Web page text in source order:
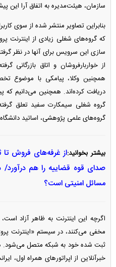
سازمان، هیئت‌مدیره به اتفاق آرا این
بنابراین تصاویر منتشر شده از سوی
که گروه‌های شغلی زیادی از اینترنت
سازی این سرویس برای آنها در نظر
از خواربارفروشان و اتاق بازرگانی
همچنین وکلا، پیامکی با موضوع
دریافت کرده‌اند. همچنین می‌دانیم که
گروه شغلی سیمکارت سفید تعلق
گروه‌های علمی پژوهشی، اساتید دانشگاه
بیشتر بخوانید:از غرفه‌های فروش تا
صدای قوه قضاییه را هم درآورد/
مسائل امنیتی است؟
اگرچه این اینترنت به ظاهر آزاد
مخفی می‌کنند، در سیستم «اینترنت
ثبت شده خود به شبکه متصل می‌شود.
خبرآنلاین از اپراتور‌های همراه اول،